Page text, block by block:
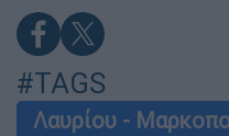
#TAGS
Λαυρίου -